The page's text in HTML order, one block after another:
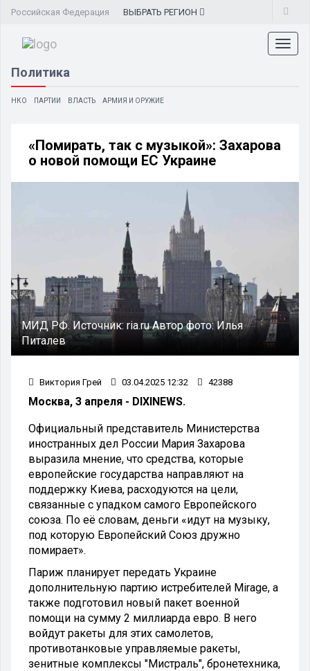
Российская Федерация ВЫБРАТЬ РЕГИОН
Политика
НКО ПАРТИИ ВЛАСТЬ АРМИЯ И ОРУЖИЕ
«Помирать, так с музыкой»: Захарова
о новой помощи ЕС Украине
МИД РФ.Источник: ria.ruАвтор фото:Илья
Питалев
Виктория Грей 03.04.2025 12:32 42388
Москва, 3 апреля - DIXINEWS.
Официальный представитель Министерства
иностранных дел России Мария Захарова
выразила мнение, что средства, которые
европейские государства направляют на
поддержку Киева, расходуются на цели,
связанные с упадком самого Европейского
союза. По её словам, деньги «идут на музыку,
под которую Европейский Союз дружно
помирает».
Париж планирует передать Украине
дополнительную партию истребителей Mirage, а
также подготовил новый пакет военной
помощи на сумму 2 миллиарда евро. В него
войдут ракеты для этих самолетов,
противотанковые управляемые ракеты,
зенитные комплексы "Мистраль", бронетехника,